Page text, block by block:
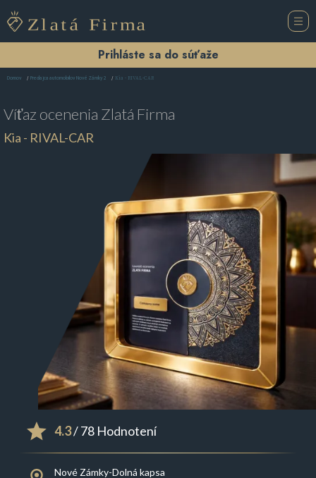
Prihláste sa do súťaže
Domov Predajca automobilov Nové Zámky 2 Kia - RIVAL-CAR
Víťaz ocenenia Zlatá Firma
Kia - RIVAL-CAR
4.3/ 78 Hodnotení
Nové Zámky-Dolná kapsa